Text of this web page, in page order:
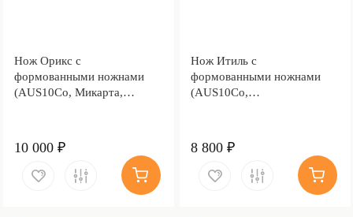
Нож Орикс с
формованными ножнами
(AUS10Co, Микарта,
10 000 ₽
Нож Итиль с
формованными ножнами
(AUS10Co,
Обработка клинка
Stonewash)
8 800 ₽